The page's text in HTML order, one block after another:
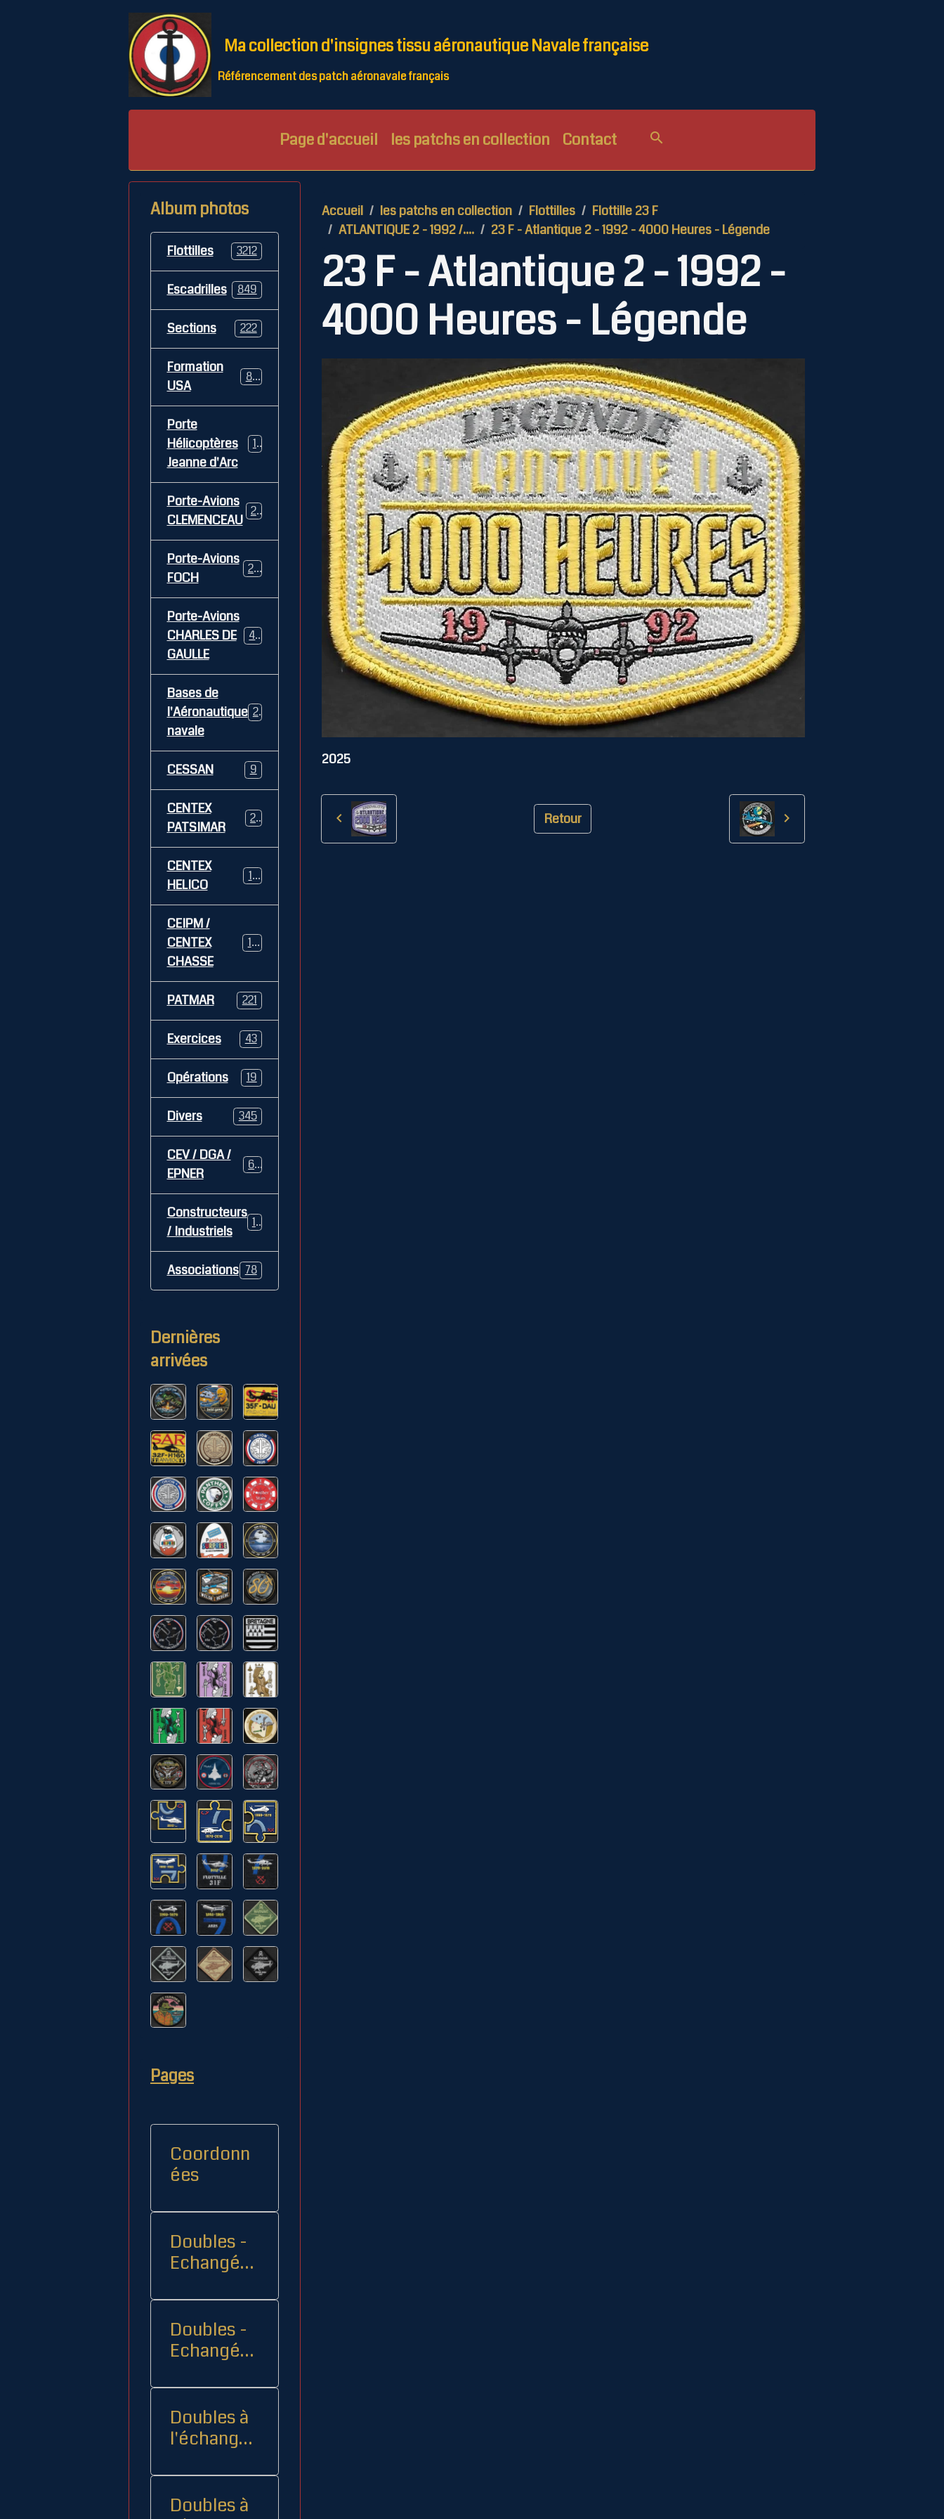
Ma collection d'insignes tissu aéronautique Navale française
Référencement des patch aéronavale français
Page d'accueil les patchs en collection Contact
Accueil les patchs en collection Flottilles
Flottille 23 F
ATLANTIQUE 2 - 1992 /....
23 F - Atlantique 2 - 1992 - 4000 Heures - Légende
23 F - Atlantique 2 - 1992 -
4000 Heures - Légende
2025
Retour
Album photos
Flottilles 3212
Escadrilles 849
Sections 222
Formation
USA
84
Porte
Hélicoptères
Jeanne d'Arc
12
Porte-Avions
CLEMENCEAU
26
Porte-Avions
FOCH
29
Porte-Avions
CHARLES DE
GAULLE
469
Bases de
l'Aéronautique
navale
269
CESSAN 9
CENTEX
PATSIMAR
21
CENTEX
HELICO
14
CEIPM /
CENTEX
CHASSE
108
PATMAR 221
Exercices 43
Opérations 19
Divers 345
CEV / DGA /
EPNER
62
Constructeurs
/ Industriels
127
Associations 78
Dernières
arrivées
Pages
Coordonn
ées
Doubles -
Echangés 1
Doubles -
Echangés
Doubles à
l'échange
Doubles à